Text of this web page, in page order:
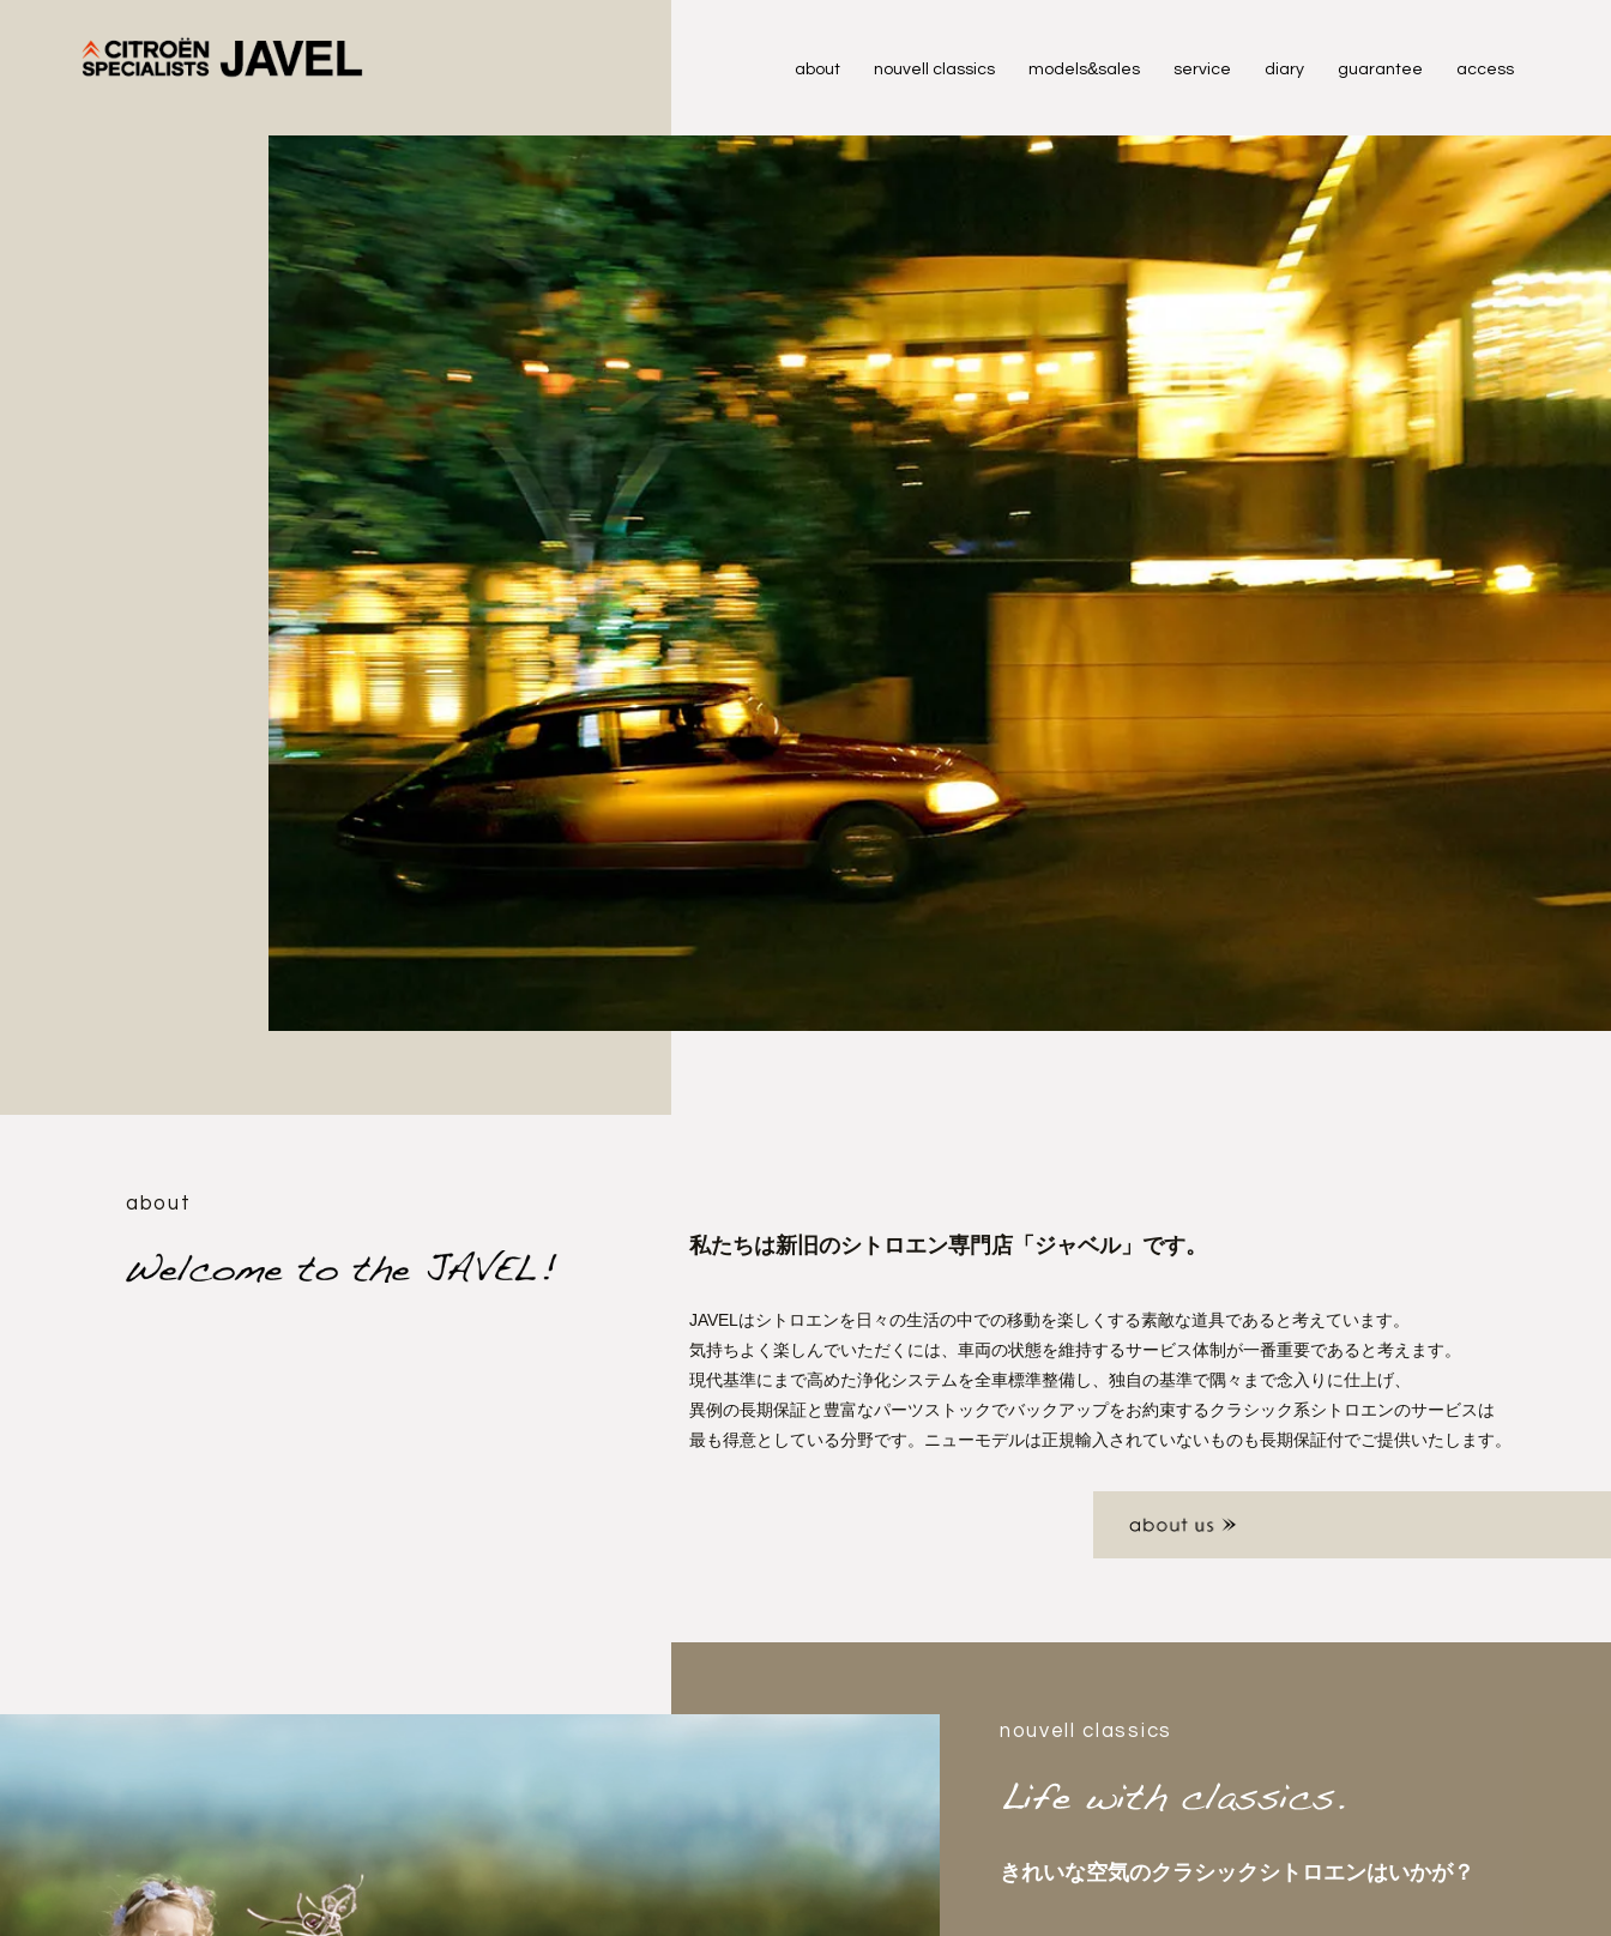
about nouvell classics models&sales service diary guarantee access
about
私たちは新旧のシトロエン専門店「ジャベル」です。
JAVELはシトロエンを日々の生活の中での移動を楽しくする素敵な道具であると考えています。
気持ちよく楽しんでいただくには、車両の状態を維持するサービス体制が一番重要であると考えます。
現代基準にまで高めた浄化システムを全車標準整備し、独自の基準で隅々まで念入りに仕上げ、
異例の長期保証と豊富なパーツストックでバックアップをお約束するクラシック系シトロエンのサービスは
最も得意としている分野です。ニューモデルは正規輸入されていないものも長期保証付でご提供いたします。
nouvell classics
きれいな空気のクラシックシトロエンはいかが？